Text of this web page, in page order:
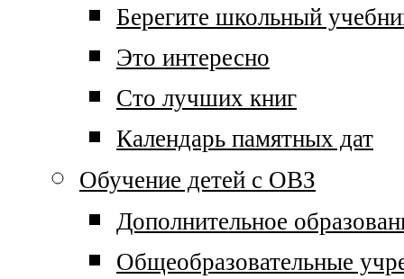
Берегите школьный
Это интересно
Сто лучших книг
Календарь памятных дат
Обучение детей с ОВЗ
Дополнительное
Общеобразовательные